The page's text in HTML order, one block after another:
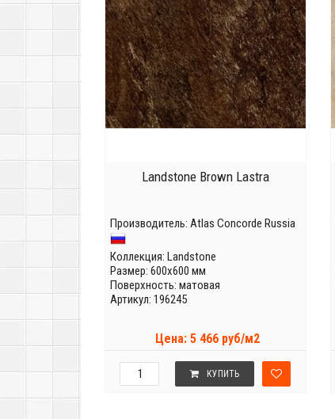
Landstone Brown Lastra
Производитель: Atlas Concorde Russia
Коллекция: Landstone
Размер: 600x600 мм
Поверхность: матовая
Артикул: 196245
Цена: 5 466 руб/м2
КУПИТЬ